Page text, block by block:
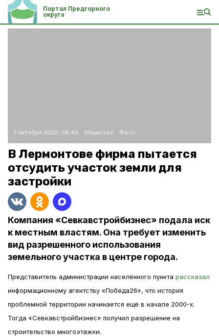
Портал Предгорного
округа
7 октября 2020, 08:40 Общество Фото:
В Лермонтове фирма пытается
отсудить участок земли для
застройки
Компания «Севкавстройбизнес» подала иск
к местным властям. Она требует изменить
вид разрешенного использования
земельного участка в центре города.
Представитель администрации населённого пункта рассказал
информационному агентству «Победа26», что история
проблемной территории начинается ещё в начале 2000-х.
Тогда «Севкавстройбизнес» получил разрешение на
строительство многоэтажки.